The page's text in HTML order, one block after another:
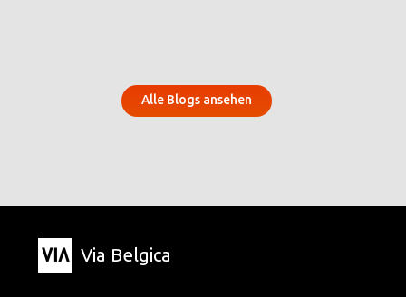
Alle Blogs ansehen
Via Belgica